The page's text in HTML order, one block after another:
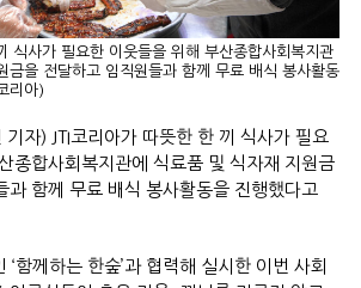
식사가 필요한 이웃들을 위해 부산종합사회복지관
금을 전달하고 임직원들과 함께 무료 배식 봉사활동
리아)
자) JTI코리아가 따뜻한 한 끼 식사가 필요
종합사회복지관에 식료품 및 식자재 지원금
과 함께 무료 배식 봉사활동을 진행했다고
‘함께하는 한숲’과 협력해 실시한 이번 사회